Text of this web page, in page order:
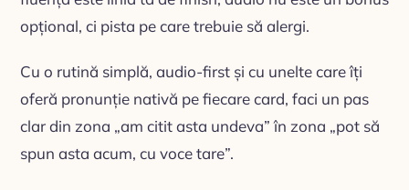
opțional, ci pista pe care trebuie să alergi.
Cu o rutină simplă, audio-first și cu unelte care îți
oferă pronunție nativă pe fiecare card, faci un pas
clar din zona „am citit asta undeva” în zona „pot să
spun asta acum, cu voce tare”.